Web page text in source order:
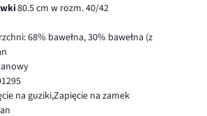
80.5 cm w rozm. 40/42
68% bawełna, 30% bawełna (z
na guziki,Zapięcie na zamek